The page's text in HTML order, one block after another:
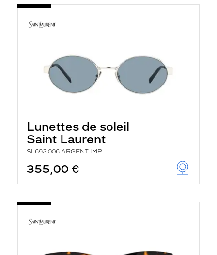
Lunettes de soleil
Saint Laurent
SL692 006 ARGENT IMP
355,00 €